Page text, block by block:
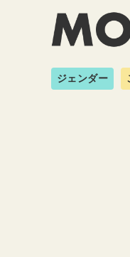
ジェンダー